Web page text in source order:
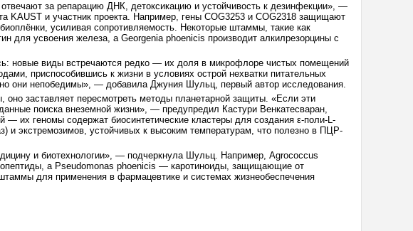
за репарацию ДНК, детоксикацию и устойчивость к дезинфекции», —
KAUST и участник проекта. Например, гены COG3253 и COG2318 защищают
усиливая сопротивляемость. Некоторые штаммы, такие как
для усвоения железа, а Georgenia phoenicis производит алкилрезорцины с
новые виды встречаются редко — их доля в микрофлоре чистых помещений
приспособившись к жизни в условиях острой нехватки питательных
они непобедимы», — добавила Джуния Шульц, первый автор исследования.
заставляет пересмотреть методы планетарной защиты. «Если эти
поиска внеземной жизни», — предупредил Кастури Венкатесваран,
их геномы содержат биосинтетические кластеры для создания ε-поли-L-
и экстремозимов, устойчивых к высоким температурам, что полезно в ПЦР-
и биотехнологии», — подчеркнула Шульц. Например, Agrococcus
а Pseudomonas phoenicis — каротиноиды, защищающие от
для применения в фармацевтике и системах жизнеобеспечения